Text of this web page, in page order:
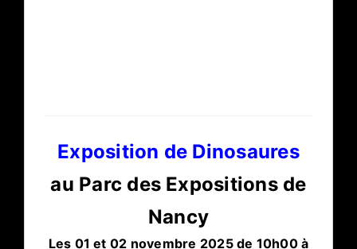
Exposition de Dinosaures
au Parc des Expositions de
Nancy
Les 01 et 02 novembre 2025 de 10h00 à